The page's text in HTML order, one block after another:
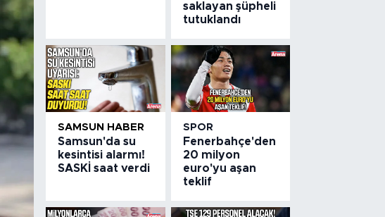
saklayan şüpheli
tutuklandı
SAMSUN HABER
Samsun'da su
kesintisi alarmı!
SASKİ saat verdi
SPOR
Fenerbahçe'den
20 milyon
euro'yu aşan
teklif